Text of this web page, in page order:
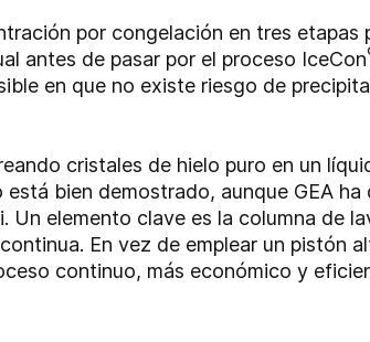
por congelación en tres etapas
antes de pasar por el proceso IceCon
en que no existe riesgo de
cristales de hielo puro en un
bien demostrado, aunque GEA
Un elemento clave es la columna de
En vez de emplear un pistón
continuo, más económico y